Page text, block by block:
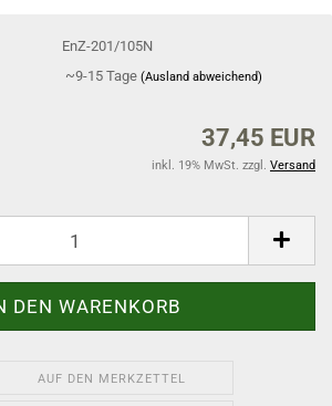
EnZ-201/105N
~9-15 Tage(Ausland abweichend)
37,45 EUR
inkl. 19% MwSt. zzgl. Versand
AUF DEN MERKZETTEL